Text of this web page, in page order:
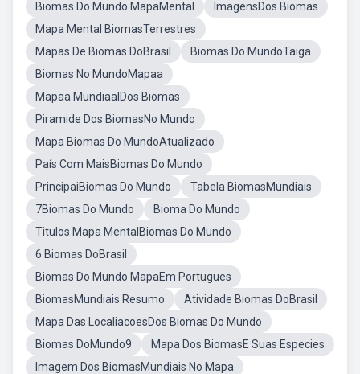
Biomas Do Mundo MapaMental
ImagensDos Biomas
Mapa Mental BiomasTerrestres
Mapas De Biomas DoBrasil
Biomas Do MundoTaiga
Biomas No MundoMapaa
Mapaa MundiaalDos Biomas
Piramide Dos BiomasNo Mundo
Mapa Biomas Do MundoAtualizado
País Com MaisBiomas Do Mundo
PrincipaiBiomas Do Mundo
Tabela BiomasMundiais
7Biomas Do Mundo
Bioma Do Mundo
Titulos Mapa MentalBiomas Do Mundo
6 Biomas DoBrasil
Biomas Do Mundo MapaEm Portugues
BiomasMundiais Resumo
Atividade Biomas DoBrasil
Mapa Das LocaliacoesDos Biomas Do Mundo
Biomas DoMundo9
Mapa Dos BiomasE Suas Especies
Imagem Dos BiomasMundiais No Mapa